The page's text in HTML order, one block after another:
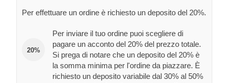
Per effettuare un ordine è richiesto un deposito del 20%.
20%
Per inviare il tuo ordine puoi scegliere di
pagare un acconto del 20% del prezzo totale.
Si prega di notare che un deposito del 20% è
la somma minima per l'ordine da piazzare. È
richiesto un deposito variabile dal 30% al 50%